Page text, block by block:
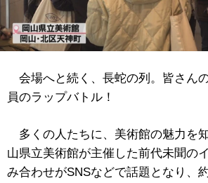
会場へと続く、長蛇の列。皆さん
員のラップバトル！
多くの人たちに、美術館の魅力を
山県立美術館が主催した前代未聞の
み合わせがSNSなどで話題となり、